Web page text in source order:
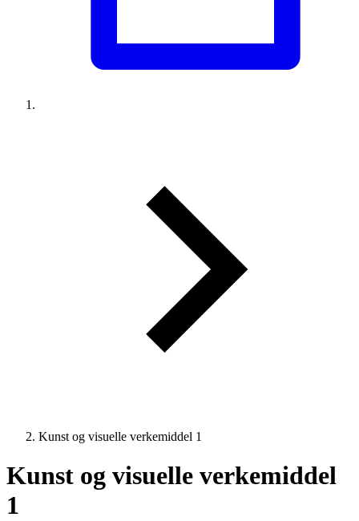
Kunst og visuelle verkemiddel 1
Kunst og visuelle verkemiddel
1